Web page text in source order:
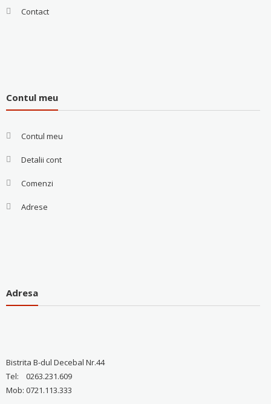
Contact
Contul meu
Contul meu
Detalii cont
Comenzi
Adrese
Adresa
Bistrita B-dul Decebal Nr.44
Tel: 0263.231.609
Mob: 0721.113.333